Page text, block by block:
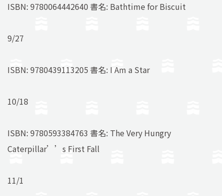
ISBN: 9780064442640 書名: Bathtime for Biscuit
9/27
ISBN: 9780439113205 書名: I Am a Star
10/18
ISBN: 9780593384763 書名: The Very Hungry
Caterpillar’’s First Fall
11/1